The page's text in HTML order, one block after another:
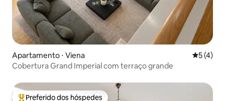
Apartamento ⋅ Viena 5 de
5 (4)
Cobertura Grand Imperial com terraço grande
Preferido dos hóspedes